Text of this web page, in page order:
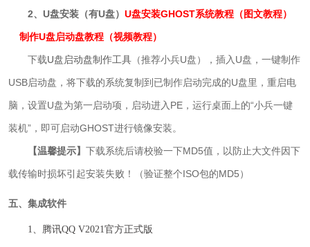
2、U盘安装（有U盘）U盘安装GHOST系统教程（图文教程）
制作U盘启动盘教程（视频教程）
下载U盘启动盘制作工具 （推荐小兵U盘），插入U盘，一键制作
USB启动盘，将下载的系统复制到已制作启动完成的U盘里，重启电
脑，设置U盘为第一启动项，启动进入PE，运行桌面上的“小兵一键
装机”，即可启动GHOST进行镜像安装。
【温馨提示】下载系统后请校验一下MD5值，以防止大文件因下
载传输时损坏引起安装失败！（验证整个ISO包的MD5）
五、集成软件
1、腾讯QQ V2021官方正式版